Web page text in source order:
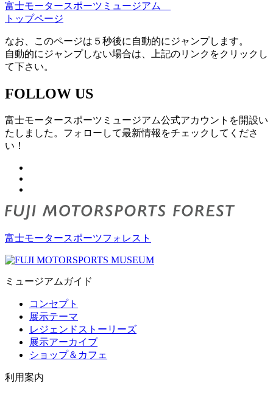
富士モータースポーツミュージアム
トップページ
なお、このページは５秒後に自動的にジャンプします。
自動的にジャンプしない場合は、上記のリンクをクリックし
て下さい。
FOLLOW US
富士モータースポーツミュージアム公式アカウントを開設い
たしました。フォローして最新情報をチェックしてくださ
い！
富士モータースポーツフォレスト
ミュージアムガイド
コンセプト
展示テーマ
レジェンドストーリーズ
展示アーカイブ
ショップ＆カフェ
利用案内